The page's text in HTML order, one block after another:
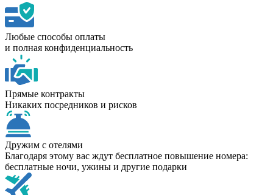
Любые способы оплаты
и полная конфиденциальность
Прямые контракты
Никаких посредников и рисков
Дружим с отелями
Благодаря этому вас ждут бесплатное повышение номера:
бесплатные ночи, ужины и другие подарки